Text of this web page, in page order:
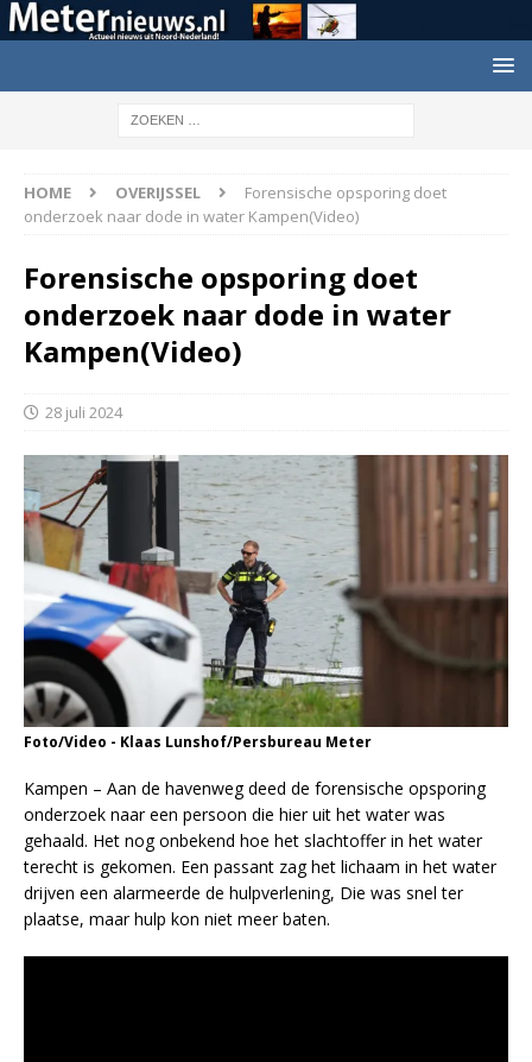
HOME OVERIJSSEL
Forensische opsporing doet
onderzoek naar dode in water Kampen(Video)
Forensische opsporing doet
onderzoek naar dode in water
Kampen(Video)
28 juli 2024
Foto/Video - Klaas Lunshof/Persbureau Meter
Kampen – Aan de havenweg deed de forensische opsporing
onderzoek naar een persoon die hier uit het water was
gehaald. Het nog onbekend hoe het slachtoffer in het water
terecht is gekomen. Een passant zag het lichaam in het water
drijven een alarmeerde de hulpverlening, Die was snel ter
plaatse, maar hulp kon niet meer baten.